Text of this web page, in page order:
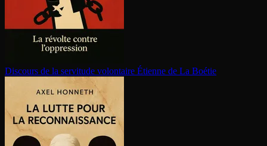
Discours de la servitude volontaire Étienne de La Boétie